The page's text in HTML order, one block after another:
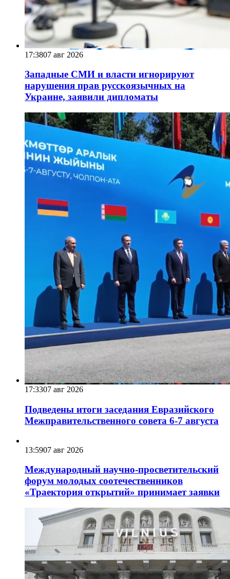
17:3807 авг 2026
Западные СМИ и власти игнорируют
нарушения прав русскоязычных на
Украине, заявили дипломаты
17:3307 авг 2026
Подведены итоги заседания Евразийского
Межправительственного совета 6-7 августа
13:5907 авг 2026
Международный научно-просветительский
форум молодых соотечественников
«Траектория открытий» принимает заявки